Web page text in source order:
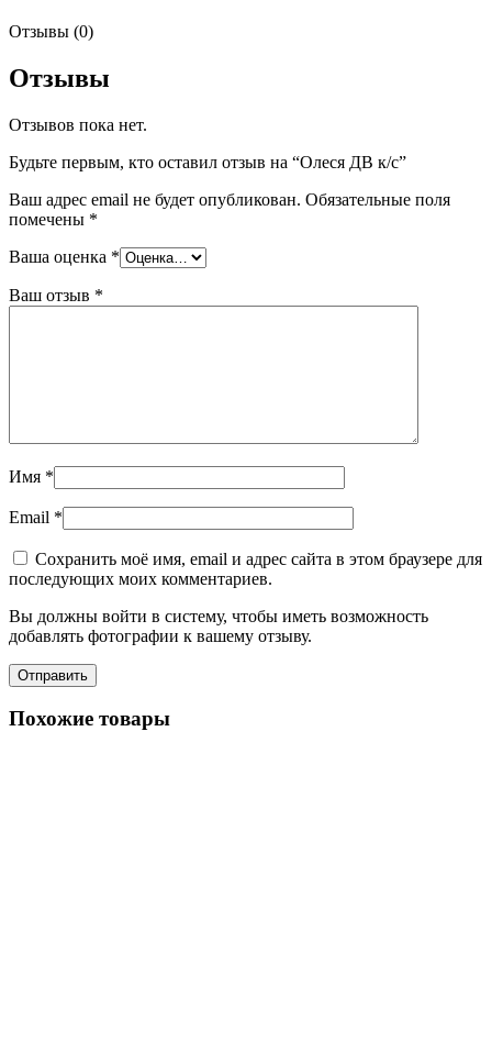
Отзывы (0)
Отзывы
Отзывов пока нет.
Будьте первым, кто оставил отзыв на “Олеся ДВ к/с”
Ваш адрес email не будет опубликован. Обязательные поля
помечены *
Ваша оценка *
Ваш отзыв *
Имя *
Email *
Сохранить моё имя, email и адрес сайта в этом браузере для
последующих моих комментариев.
Вы должны войти в систему, чтобы иметь возможность
добавлять фотографии к вашему отзыву.
Похожие товары